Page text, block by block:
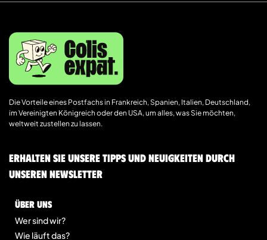
Die Vorteile eines Postfachs in Frankreich, Spanien, Italien, Deutschland,
im Vereinigten Königreich oder den USA, um alles, was Sie möchten,
weltweit zustellen zu lassen.
Erhalten Sie unsere Tipps und Neuigkeiten durch
unseren Newsletter
Über uns
Wer sind wir?
Wie läuft das?